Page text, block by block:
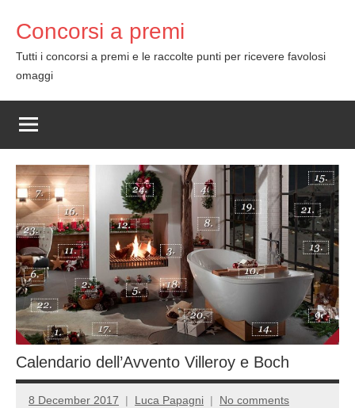
content
Concorsi a premi
Tutti i concorsi a premi e le raccolte punti per ricevere favolosi
omaggi
Calendario dell’Avvento Villeroy e Boch
8 December 2017 Luca Papagni No comments